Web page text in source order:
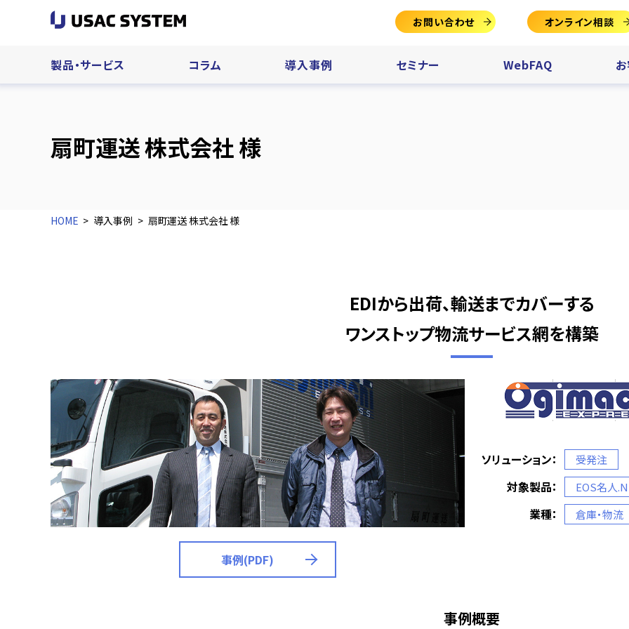
製品・サービス コラム 導入事例 セミナー WebFAQ
お問い合わせ オンライン相談
扇町運送 株式会社 様
HOME 導入事例 扇町運送 株式会社 様
EDIから出荷、輸送までカバーする
ワンストップ物流サービス網を構築
ソリューション： 受発注
対象製品： EOS名人
業種： 倉庫・物流
事例(PDF)
事例概要